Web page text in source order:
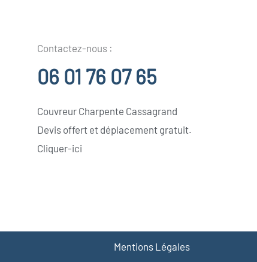
Contactez-nous :
06 01 76 07 65
Couvreur Charpente Cassagrand
Devis offert et déplacement gratuit.
Cliquer-ici
Mentions Légales